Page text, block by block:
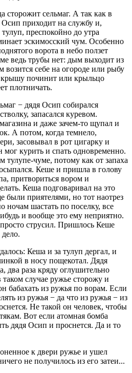
сторожит сельмаг. А так как в
Осип приходит на службу и,
преспокойно до утра
эскимосский чум. Особенно
ворота в небо ползет
ведь трубы нет: дым выходит из
возится себе на огороде или рыбу
крышу починит или крыльцо
плотничать.
− дядя Осип собирался
запасался куревом.
и даже зачем-то щупал и
А потом, когда темнело,
засовывал в рот цигарку и
курить и спать одновременно.
тулупе-чуме, потому как от запаха
Кеше и пришла в голову
притвориться вором и
Кеша подговаривал на это
были приятелями, но тот наотрез
ночам шастать по поселку, все
и вообще это ему неприятно.
струсил. Пришлось Кеше
Кеша и за тулуп дергал, и
в носу пощекотал. Дядя
два раза кряду оглушительно
случае ружье сторожу и
бабахать из ружья по ворам. Если
из ружья − да что из ружья − из
Не такой он человек, чтобы
Вот если атомная бомба
дядя Осип и проснется. Да и то
к двери ружье и ушел
не получилось из его затеи...